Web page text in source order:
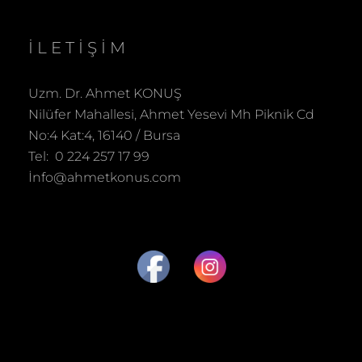
İLETIŞIM
Uzm. Dr. Ahmet KONUŞ
Nilüfer Mahallesi, Ahmet Yesevi Mh Piknik Cd
No:4 Kat:4, 16140 / Bursa
Tel: 0 224 257 17 99
İnfo@ahmetkonus.com